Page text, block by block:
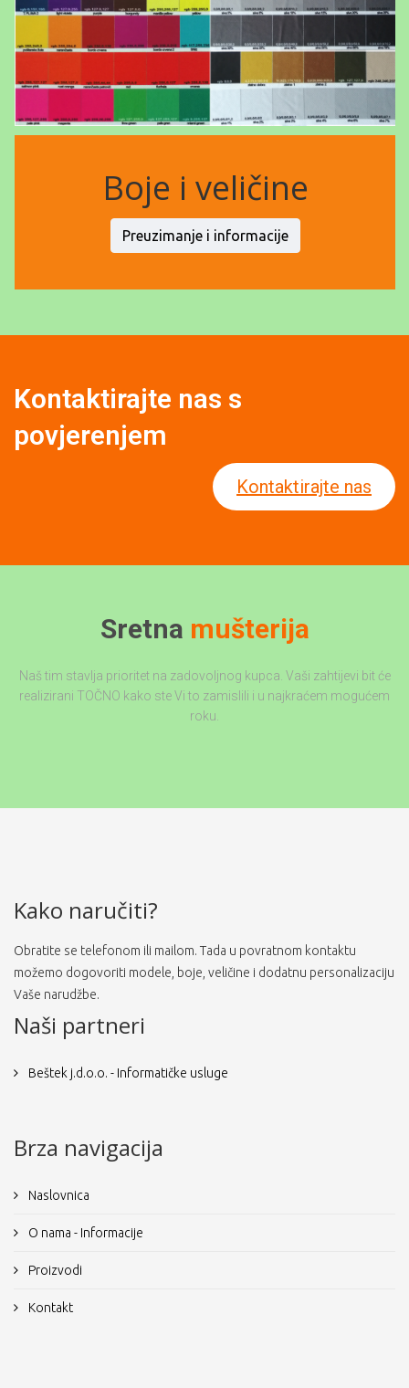
Boje i veličine
Preuzimanje i informacije
Kontaktirajte nas s
povjerenjem
Kontaktirajte nas
Sretna mušterija
Naš tim stavlja prioritet na zadovoljnog kupca. Vaši zahtijevi bit će
realizirani TOČNO kako ste Vi to zamislili i u najkraćem mogućem
roku.
Kako naručiti?
Obratite se telefonom ili mailom. Tada u povratnom kontaktu
možemo dogovoriti modele, boje, veličine i dodatnu personalizaciju
Vaše narudžbe.
Naši partneri
Beštek j.d.o.o. - Informatičke usluge
Brza navigacija
Naslovnica
O nama - Informacije
Proizvodi
Kontakt